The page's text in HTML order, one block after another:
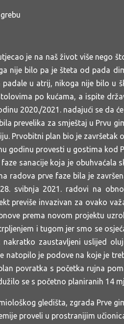
je na naš život više nego
nije bilo pa je šteta od pada
u atrij, nikoga nije bilo u
po kućama, a ispite
2020./2021. nadajući se da
prevelika za smještaj u Prvu
Prvobitni plan bio je
godinu provesti u gostima kod
sanacije koja je obuhvaćala
radova prve faze bila je
svibnja 2021. radovi na
previše invazivan za ovako
prema novom projektu
i tugom jer smo se
zaustavljeni uslijed
natopilo je podove na koje je
povratka s početka rujna
se s početno planiranih 14
gledišta, zgrada Prve
proveli u prostranijim